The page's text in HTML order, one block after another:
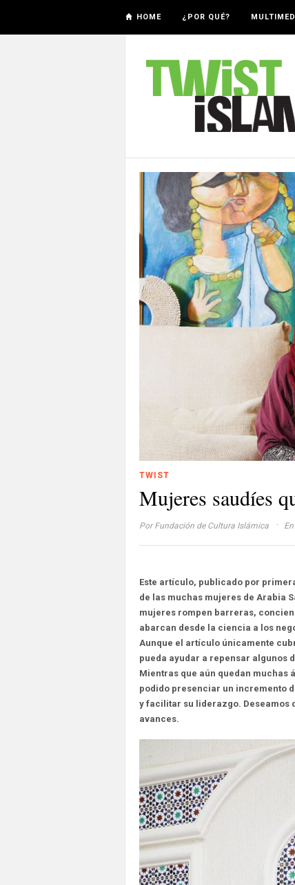
HOME ¿POR QUÉ?
TWIST
Mujeres saudíes
Por Fundación de Cultura Islámica ·
Este artículo, publicado por
de las muchas mujeres de Arabia
mujeres rompen barreras,
abarcan desde la ciencia a los
Aunque el artículo únicamente
pueda ayudar a repensar algunos
Mientras que aún quedan muchas
podido presenciar un incremento
y facilitar su liderazgo. Deseamos
avances.